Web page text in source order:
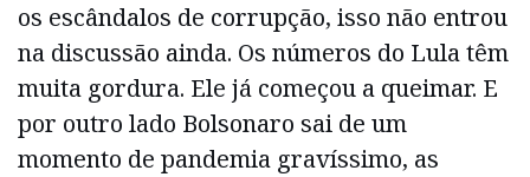
os escândalos de corrupção, isso não entrou
na discussão ainda. Os números do Lula têm
muita gordura. Ele já começou a queimar. E
por outro lado Bolsonaro sai de um
momento de pandemia gravíssimo, as